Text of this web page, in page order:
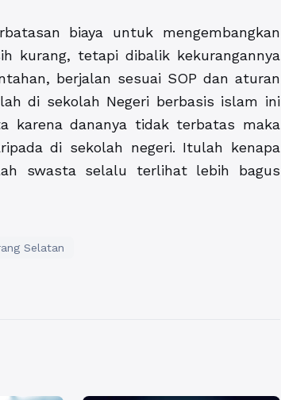
biaya untuk mengembangkan
kurang, tetapi dibalik kekurangannya
berjalan sesuai SOP dan aturan
di sekolah Negeri berbasis islam ini
karena dananya tidak terbatas maka
di sekolah negeri. Itulah kenapa
swasta selalu terlihat lebih bagus
Selatan